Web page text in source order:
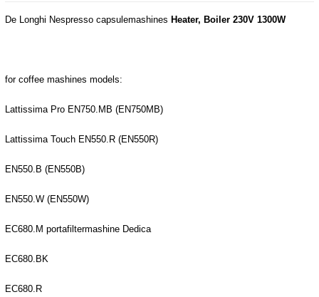
De Longhi Nespresso capsulemashines Heater, Boiler 230V 1300W
for coffee mashines models:
Lattissima Pro EN750.MB (EN750MB)
Lattissima Touch EN550.R (EN550R)
EN550.B (EN550B)
EN550.W (EN550W)
EC680.M portafiltermashine Dedica
EC680.BK
EC680.R